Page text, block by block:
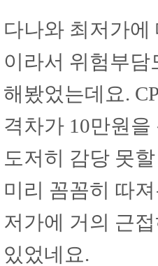
다나와 최저가
이라서 위험부
해봤었는데요.
격차가 10만원
도저히 감당 못
미리 꼼꼼히 따
저가에 거의 근
있었네요.